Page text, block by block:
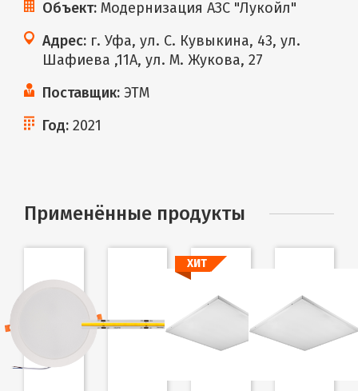
Объект: Модернизация АЗС "Лукойл"
Адрес: г. Уфа, ул. С. Кувыкина, 43, ул.
Шафиева ,11А, ул. М. Жукова, 27
Поставщик: ЭТМ
Год: 2021
Применённые продукты
ХИТ